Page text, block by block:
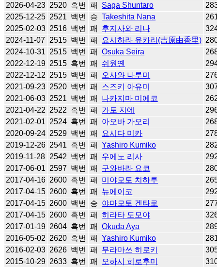
2026-04-23 2520 흑번 패 Saga Shuntaro
2025-12-25 2521 백번 승 Takeshita Nana
2025-02-03 2516 백번 패 후지사와 리나
2024-11-07
2515 백번 패 요시하라 유카리(吉原由香里)
2024-10-31 2515 백번 패 Osuka Seira
2022-12-19 2515 흑번 패 쉬원옌
2022-12-12 2515 백번 패 오사와 나루미
2021-09-23 2520 백번 패 스즈키 아유미
2021-06-03 2521 백번 패 나카지마 미에코
2021-04-22 2522 흑번 패 가토 지에
2021-02-01 2524 흑번 패 아오바 가오리
2020-09-24 2529 백번 패 요시다 미카
2019-12-26 2541 흑번 패 Yashiro Kumiko
2019-11-28 2542 백번 패 우에노 리사
2017-06-01 2597 백번 패 구와바라 요코
2017-04-16 2600 흑번 패 미야모토 치하루
2017-04-15 2600 흑번 패 뉴에이코
2017-04-15 2600 백번 승 야마모토 겐타로
2017-04-15 2600 흑번 패 히라타 도모야
2017-01-19 2604 흑번 패 Okuda Aya
2016-05-02 2620 흑번 패 Yashiro Kumiko
2016-02-03 2626 백번 패 무라마쓰 히로키
2015-10-29 2633 흑번 패 오하시 히로후미